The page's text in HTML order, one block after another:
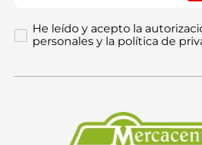
He leído y acepto la
personales y la política de